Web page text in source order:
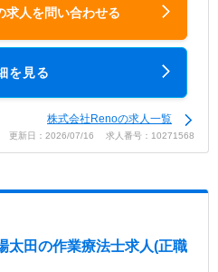
求人を問い合わせる
を見る
株式会社Renoの求人一覧
更新日：2026/07/16 求人番号：10271568
太田の作業療法士求人(正職